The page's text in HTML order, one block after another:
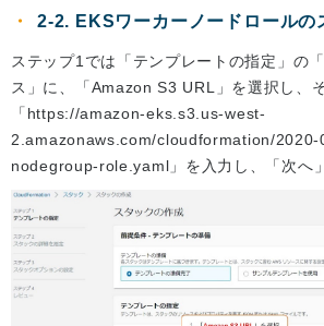
2-2. EKSワーカーノードロールの
ステップ1では「テンプレートの指定」の
ス」に、「Amazon S3 URL」を選択し、
「https://amazon-eks.s3.us-west-
2.amazonaws.com/cloudformation/
nodegroup-role.yaml」を入力し、「次へ